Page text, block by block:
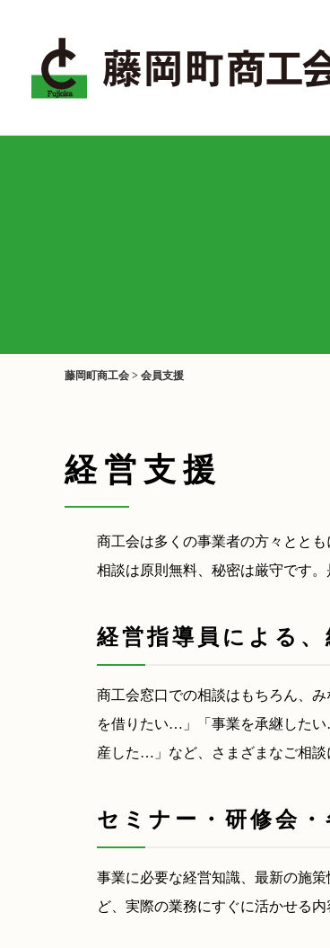
藤岡町商工会 > 会員支援
経営支援
商工会は多くの事業者の方々とと
相談は原則無料、秘密は厳守です。
経営指導員による
商工会窓口での相談はもちろん、
を借りたい…」「事業を承継した
産した…」など、さまざまなご相談
セミナー・研修会
事業に必要な経営知識、最新の施
ど、実際の業務にすぐに活かせる